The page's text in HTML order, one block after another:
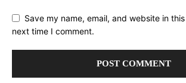
Save my name, email, and website in
next time I comment.